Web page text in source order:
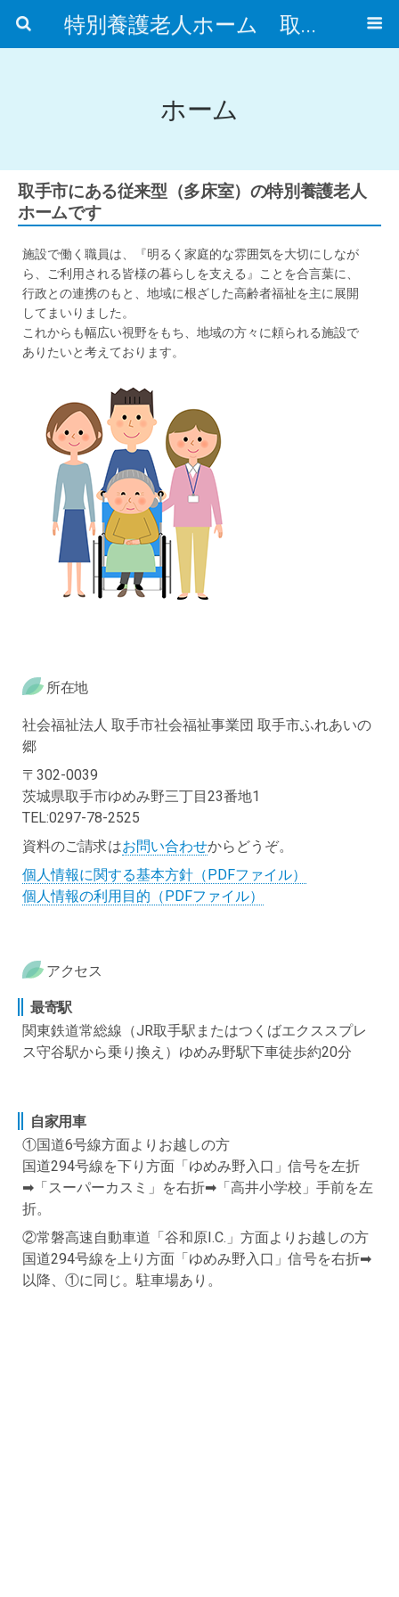
特別養護老人ホーム 取手市ふれあいの郷
ホーム
取手市にある従来型（多床室）の特別養護老人
ホームです
施設で働く職員は、『明るく家庭的な雰囲気を大切にしなが
ら、ご利用される皆様の暮らしを支える』ことを合言葉に、
行政との連携のもと、地域に根ざした高齢者福祉を主に展開
してまいりました。
これからも幅広い視野をもち、地域の方々に頼られる施設で
ありたいと考えております。
所在地
社会福祉法人 取手市社会福祉事業団 取手市ふれあいの
郷
〒302-0039
茨城県取手市ゆめみ野三丁目23番地1
TEL:0297-78-2525
資料のご請求はお問い合わせからどうぞ。
個人情報に関する基本方針（PDFファイル）
個人情報の利用目的（PDFファイル）
アクセス
最寄駅
関東鉄道常総線（JR取手駅またはつくばエクススプレ
ス守谷駅から乗り換え）ゆめみ野駅下車徒歩約20分
自家用車
①国道6号線方面よりお越しの方
国道294号線を下り方面「ゆめみ野入口」信号を左折
➡「スーパーカスミ」を右折➡「高井小学校」手前を左
折。
②常磐高速自動車道「谷和原I.C.」方面よりお越しの方
国道294号線を上り方面「ゆめみ野入口」信号を右折➡
以降、①に同じ。駐車場あり。